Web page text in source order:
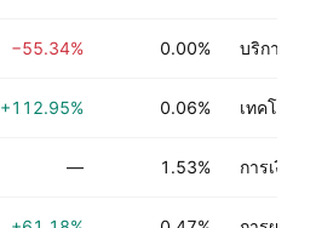
−55.34% 0.00% บริการกา
+112.95% 0.06% เทคโนโล
— 1.53% การเงิน